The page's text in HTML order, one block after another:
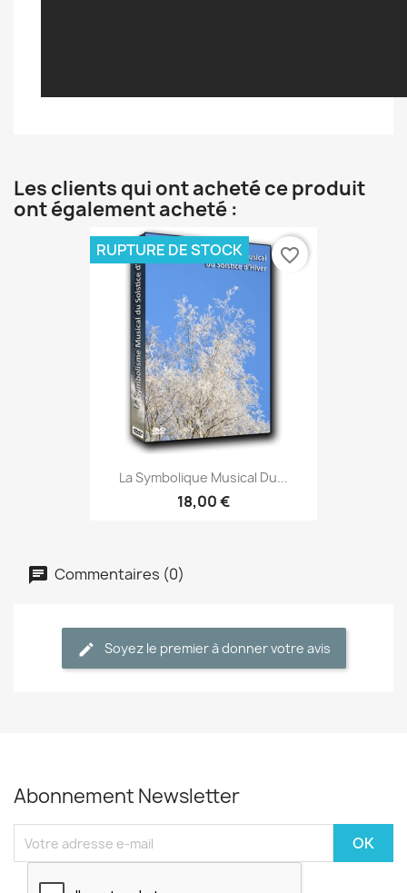
Les clients qui ont acheté ce produit
ont également acheté :
La Symbolique Musical Du...
18,00 €
RUPTURE DE STOCK favorite_border
Commentaires (0)
Soyez le premier à donner votre avis
Abonnement Newsletter